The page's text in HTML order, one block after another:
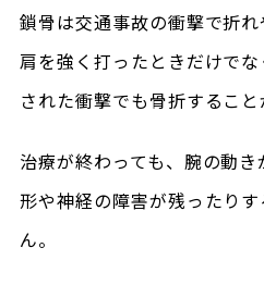
鎖骨は交通事故の衝撃で折れ
肩を強く打ったときだけで
された衝撃でも骨折すること
治療が終わっても、腕の動
形や神経の障害が残ったり
ん。